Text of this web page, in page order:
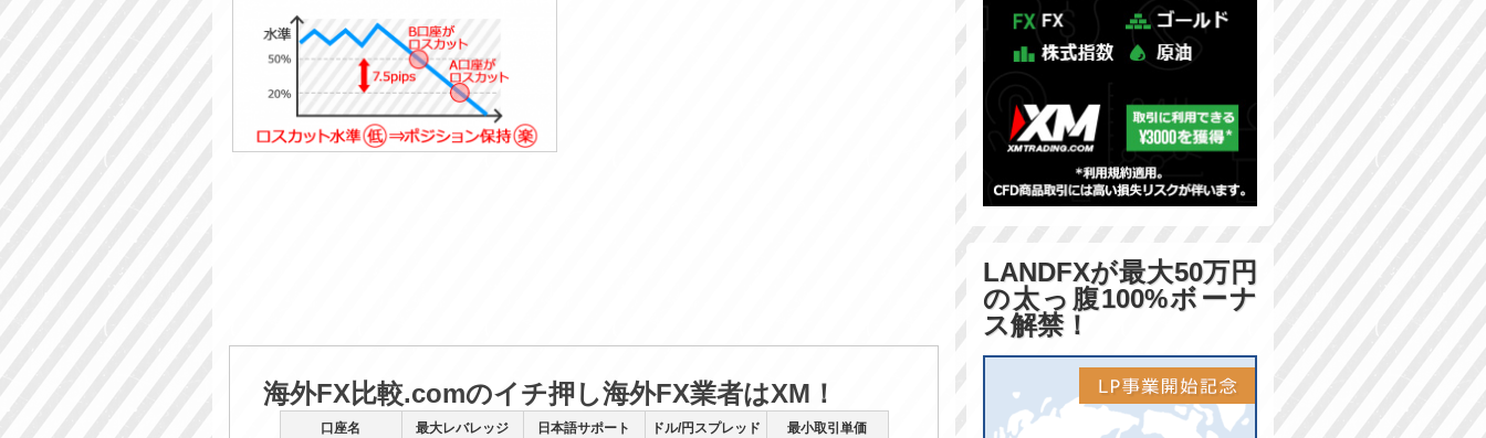
海外FX比較.comのイチ押し海外FX業者はXM！
口座名 最大レバレッジ 日本語サポート ドル/円スプレッド 最小取引単価
LANDFXが最大50万円
の太っ腹100%ボーナ
ス解禁！